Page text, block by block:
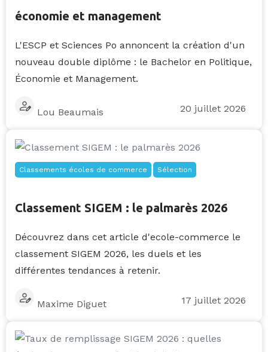
économie et management
L'ESCP et Sciences Po annoncent la création d'un
nouveau double diplôme : le Bachelor en Politique,
Économie et Management.
Lou Beaumais 20 juillet 2026
Classements écoles de commerce Sélection
Classement SIGEM : le palmarès 2026
Découvrez dans cet article d'ecole-commerce le
classement SIGEM 2026, les duels et les
différentes tendances à retenir.
Maxime Diguet 17 juillet 2026